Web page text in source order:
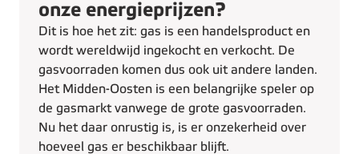
onze energieprijzen?
Dit is hoe het zit: gas is een handelsproduct en
wordt wereldwijd ingekocht en verkocht. De
gasvoorraden komen dus ook uit andere landen.
Het Midden-Oosten is een belangrijke speler op
de gasmarkt vanwege de grote gasvoorraden.
Nu het daar onrustig is, is er onzekerheid over
hoeveel gas er beschikbaar blijft.